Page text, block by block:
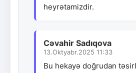
heyrətamizdir.
Cəvahir Sadıqova
13.Oktyabr.2025 11:33
Bu hekayə doğrudan